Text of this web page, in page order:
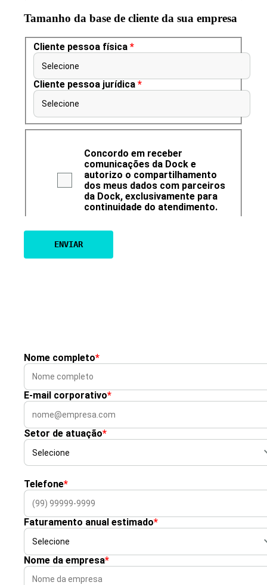
Tamanho da base de cliente da sua empresa
Cliente pessoa física *
Selecione
Cliente pessoa jurídica *
Selecione
Concordo em receber
comunicações da Dock e
autorizo o compartilhamento
dos meus dados com parceiros
da Dock, exclusivamente para
continuidade do atendimento.
Nome completo*
E-mail corporativo*
Setor de atuação*
Telefone*
Faturamento anual estimado*
Nome da empresa*